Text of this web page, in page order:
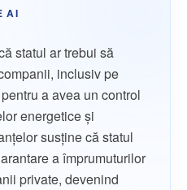
AI
statul ar trebui să
inclusiv pe
a avea un control
energetice și
susține că statul
a împrumuturilor
private, devenind